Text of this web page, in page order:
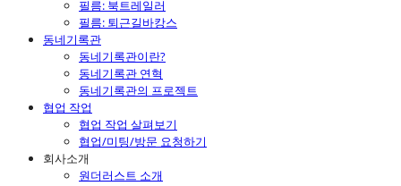
필름: 북트레일러
필름: 퇴근길바캉스
동네기록관
동네기록관이란?
동네기록관 연혁
동네기록관의 프로젝트
협업 작업
협업 작업 살펴보기
협업/미팅/방문 요청하기
회사소개
원더러스트 소개